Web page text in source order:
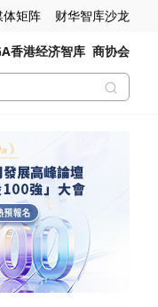
体矩阵 财华智库沙龙
香港经济智库 商协会